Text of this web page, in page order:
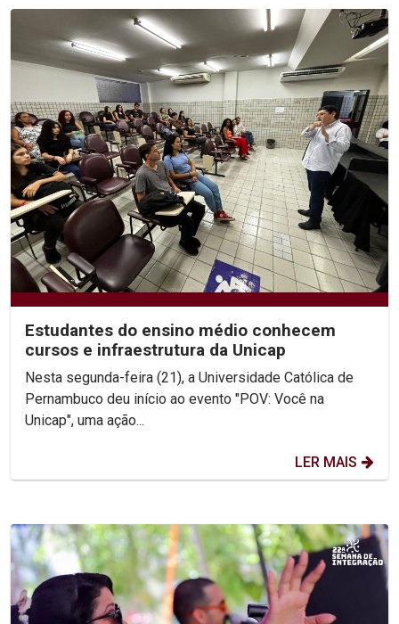
Estudantes do ensino médio conhecem
cursos e infraestrutura da Unicap
Nesta segunda-feira (21), a Universidade Católica de
Pernambuco deu início ao evento "POV: Você na
Unicap", uma ação...
LER MAIS